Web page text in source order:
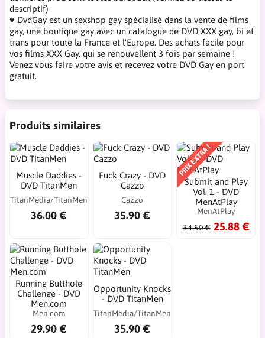
descriptif)
♥ DvdGay est un sexshop gay spécialisé dans la vente de films
gay, une boutique gay avec un catalogue de DVD XXX gay, bi et
trans pour toute la France et l'Europe. Des achats facile pour
vos films XXX Gay, qui se renouvellent 3 fois par semaine !
Venez vous faire votre avis et recevez votre DVD Gay en port
gratuit.
Produits similaires
Muscle Daddies -
DVD TitanMen
TitanMedia/TitanMen
36.00 €
Fuck Crazy - DVD
Cazzo
Cazzo
35.90 €
PRIX EXTRA !
Submit and Play
Vol. 1 - DVD
MenAtPlay
MenAtPlay
34.50 € 25.88 €
Running Butthole
Challenge - DVD
Men.com
Men.com
29.90 €
Opportunity Knocks
- DVD TitanMen
TitanMedia/TitanMen
35.90 €